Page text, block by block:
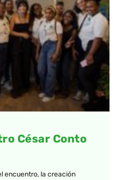
César Conto
encuentro, la creación